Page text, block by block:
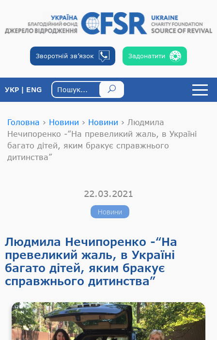
Зворотній зв’язок Задонатити
УКР ENG
Головна › Новини › Новини › Людмила
Нечипоренко -“На превеликий жаль, в Україні
багато дітей, яким бракує справжнього
дитинства”
22.03.2021
Новини
Людмила Нечипоренко -“На
превеликий жаль, в Україні
багато дітей, яким бракує
справжнього дитинства”